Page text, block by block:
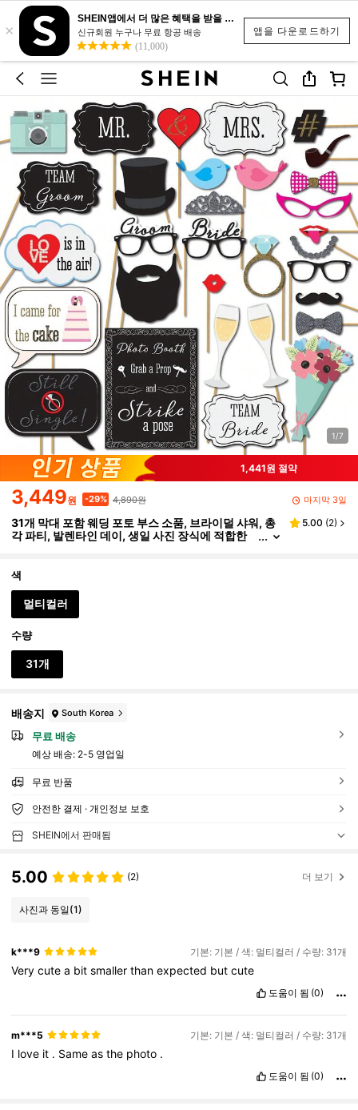
앱을 다운로드하기
×
SHEIN앱에서 더 많은 혜택을 받을 수 있어요.
신규회원 누구나 무료 항공 배송
(11,000)
1/7
1,441원 절약
3,449원 -29% 4,890원 마지막 3일
31개 막대 포함 웨딩 포토 부스 소품, 브라이덜 샤워, 총
각 파티, 발렌타인 데이, 생일 사진 장식에 적합한
5.00 (2)
색
멀티컬러
수량
31개
배송지 South Korea
무료 배송
예상 배송: 2-5 영업일
무료 반품
안전한 결제 · 개인정보 보호
SHEIN에서 판매됨
5.00 (2) 더 보기
사진과 동일(1)
k***9 기본: 기본 / 색: 멀티컬러 / 수량: 31개
Verycutea bitsmallerthanexpected butcute
도움이 됨 (0)
m***5 기본: 기본 / 색: 멀티컬러 / 수량: 31개
I love it . Sameasthe photo .
도움이 됨 (0)